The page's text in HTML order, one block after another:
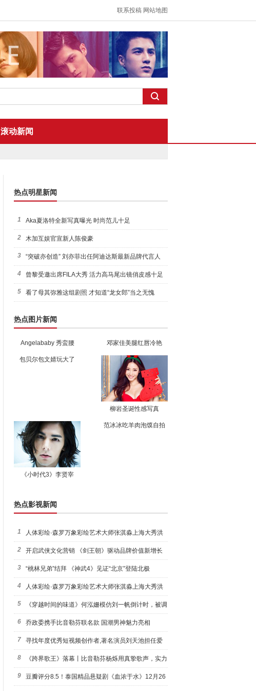
联系投稿 网站地图
滚动新闻
热点明星新闻
1 Aka夏洛特全新写真曝光 时尚范儿十足
2 木加互娱官宣新人陈俊豪
3 “突破亦创造” 刘亦菲出任阿迪达斯最新品牌代言人
引爆
4 曾黎受邀出席FILA大秀 活力高马尾出镜俏皮感十足
5 看了母其弥雅这组剧照 才知道“龙女郎”当之无愧
热点图片新闻
Angelababy 秀蛮腰 邓家佳美腿红唇冷艳
包贝尔包文婧玩大了
柳岩圣诞性感写真
《小时代3》李贤宰
范冰冰吃羊肉泡馍自拍
热点影视新闻
1 人体彩绘·森罗万象彩绘艺术大师张淇淼上海大秀洪
荒宇宙
2 开启武侠文化营销 《剑王朝》驱动品牌价值新增长
3 “桃林兄弟”结拜 《神武4》见证“北京”登陆北极
4 人体彩绘·森罗万象彩绘艺术大师张淇淼上海大秀洪
荒宇宙
5 《穿越时间的味道》何泓姗模仿刘一帆倒计时，被调
侃“学人
6 乔政委携手比音勒芬联名款 国潮男神魅力亮相
7 寻找年度优秀短视频创作者,著名演员刘天池担任爱
奇艺号"奇
8 《跨界歌王》落幕丨比音勒芬杨烁用真挚歌声，实力
圈粉!
9 豆瓣评分8.5！泰国精品悬疑剧《血浓于水》12月26